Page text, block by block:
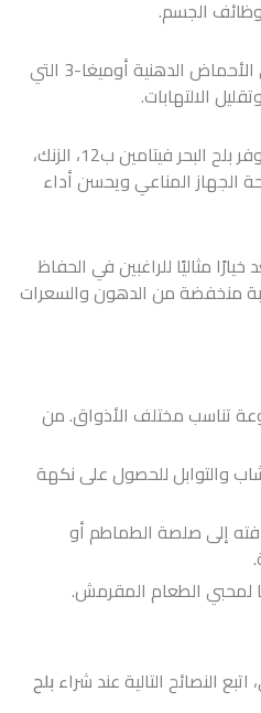
وظائف الجسم.
2. مصدر للأوميغا-3: يحتوي على الأحماض الدهنية أوميغا-3 التي
الالتهابات.
3. غني بالفيتامينات والمعادن: يوفر بلح البحر فيتامين ب12، الزنك،
الجهاز المناعي ويحسن أداء
مثاليًا للراغبين في الحفاظ
منخفضة من الدهون والسعرات
تناسب مختلف الأذواق. من
والتوابل للحصول على نكهة
إلى صلصة الطماطم أو
لمحبي الطعام المقرمش.
النصائح التالية عند شراء بلح